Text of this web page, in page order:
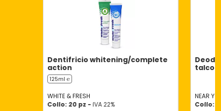
Dentifricio whitening/complete
action
125ml ℮
WHITE & FRESH
Collo: 20 pz - IVA 22%
talco
NEAR
Collo: